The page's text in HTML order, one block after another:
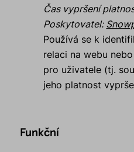
Čas vypršení
Poskytovatel:
Používá se k
relaci na webu
pro uživatele (tj.
jeho platnost
Funkční